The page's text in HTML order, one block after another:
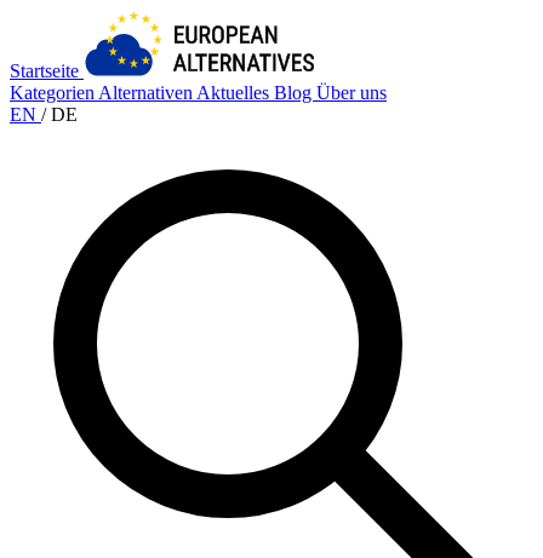
Startseite
Kategorien Alternativen Aktuelles Blog Über uns
EN / DE